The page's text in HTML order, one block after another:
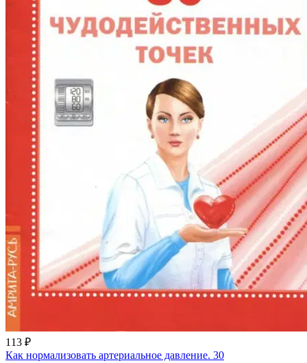
113 ₽
Как нормализовать артериальное давление. 30